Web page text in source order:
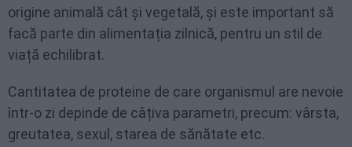
origine animală cât și vegetală, și este important să
facă parte din alimentația zilnică, pentru un stil de
viață echilibrat.
Cantitatea de proteine de care organismul are nevoie
într-o zi depinde de câțiva parametri, precum: vârsta,
greutatea, sexul, starea de sănătate etc.